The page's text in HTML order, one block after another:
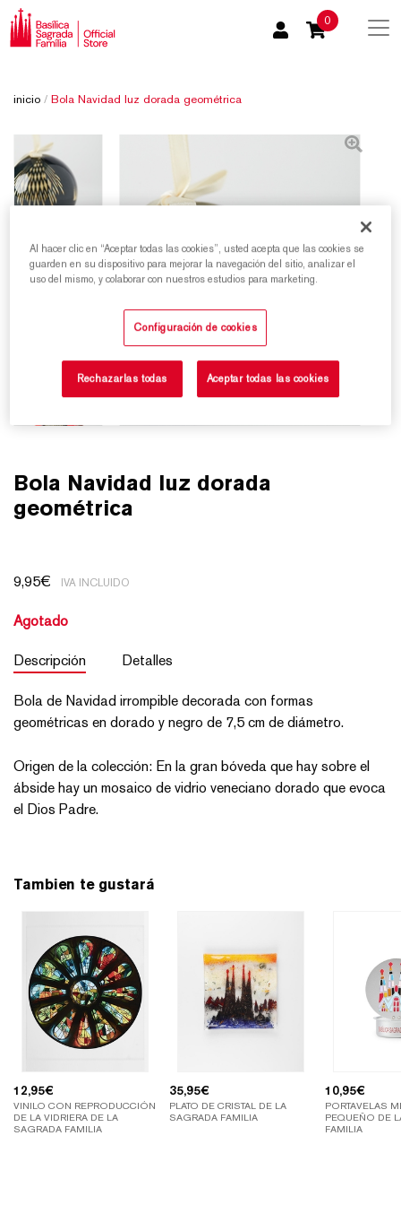
0
inicio / Bola Navidad luz dorada geométrica
Bola Navidad luz dorada
geométrica
9,95€ IVA INCLUIDO
Agotado
Descripción Detalles
Bola de Navidad irrompible decorada con formas
geométricas en dorado y negro de 7,5 cm de diámetro.
Origen de la colección: En la gran bóveda que hay sobre el
ábside hay un mosaico de vidrio veneciano dorado que evoca
el Dios Padre.
Tambien te gustará
12,95€
VINILO CON REPRODUCCIÓN
DE LA VIDRIERA DE LA
SAGRADA FAMILIA
35,95€
PLATO DE CRISTAL DE LA
SAGRADA FAMILIA
10,95€
PORTAVELAS
PEQUEÑO DE
FAMILIA
Al hacer clic en “Aceptar todas las cookies”, usted acepta que las cookies se
guarden en su dispositivo para mejorar la navegación del sitio, analizar el
uso del mismo, y colaborar con nuestros estudios para marketing.
Configuración de cookies
Rechazarlas todas Aceptar todas las cookies